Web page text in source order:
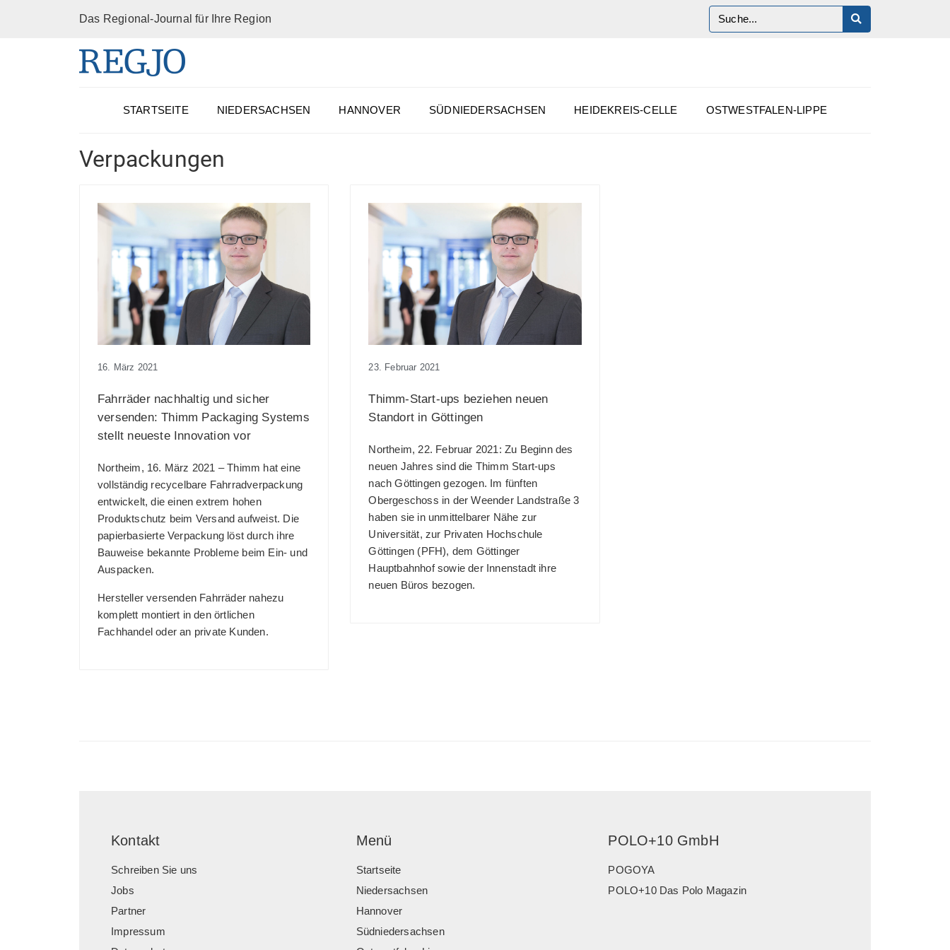
Das Regional-Journal für Ihre Region
STARTSEITE NIEDERSACHSEN HANNOVER SÜDNIEDERSACHSEN HEIDEKREIS-CELLE OSTWESTFALEN-LIPPE
Verpackungen
16. März 2021
Fahrräder nachhaltig und sicher
versenden: Thimm Packaging Systems
stellt neueste Innovation vor
Northeim, 16. März 2021 – Thimm hat eine
vollständig recycelbare Fahrradverpackung
entwickelt, die einen extrem hohen
Produktschutz beim Versand aufweist. Die
papierbasierte Verpackung löst durch ihre
Bauweise bekannte Probleme beim Ein- und
Auspacken.
Hersteller versenden Fahrräder nahezu
komplett montiert in den örtlichen
Fachhandel oder an private Kunden.
23. Februar 2021
Thimm-Start-ups beziehen neuen
Standort in Göttingen
Northeim, 22. Februar 2021: Zu Beginn des
neuen Jahres sind die Thimm Start-ups
nach Göttingen gezogen. Im fünften
Obergeschoss in der Weender Landstraße 3
haben sie in unmittelbarer Nähe zur
Universität, zur Privaten Hochschule
Göttingen (PFH), dem Göttinger
Hauptbahnhof sowie der Innenstadt ihre
neuen Büros bezogen.
Kontakt
Schreiben Sie uns
Jobs
Partner
Impressum
Menü
Startseite
Niedersachsen
Hannover
Südniedersachsen
POLO+10 GmbH
POGOYA
POLO+10 Das Polo Magazin